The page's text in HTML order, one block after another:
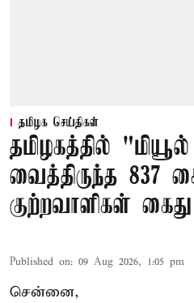
தமிழக செய்திகள்
தமிழகத்தில்
வைத்திருந்த 837
குற்றவாளிகள் கைது
Published on: 09 Aug 2026, 1:05 pm
சென்னை,